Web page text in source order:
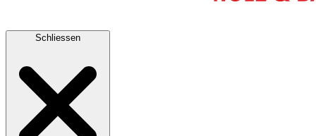
Schliessen